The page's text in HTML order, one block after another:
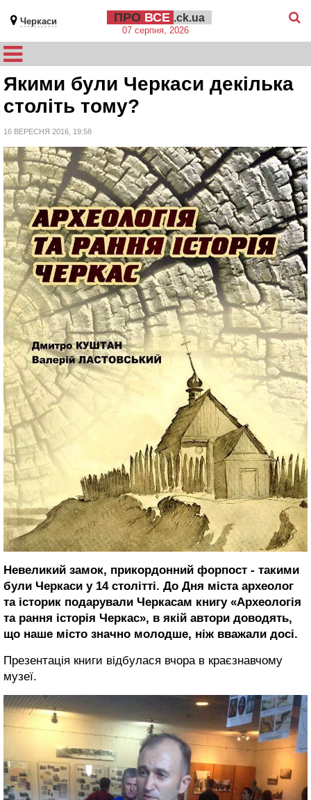
Черкаси ПРО ВСЕ .ck.ua
07 серпня, 2026
Якими були Черкаси декілька
століть тому?
16 ВЕРЕСНЯ 2016, 19:58
Невеликий замок, прикордонний форпост - такими
були Черкаси у 14 столітті. До Дня міста археолог
та історик подарували Черкасам книгу «Археологія
та рання історія Черкас», в якій автори доводять,
що наше місто значно молодше, ніж вважали досі.
Презентація книги відбулася вчора в краєзнавчому
музеї.